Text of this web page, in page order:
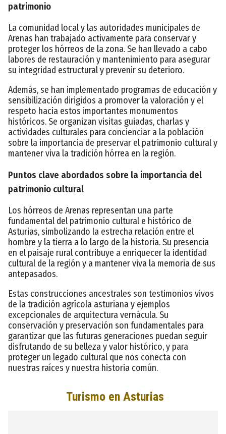
patrimonio
La comunidad local y las autoridades municipales de
Arenas han trabajado activamente para conservar y
proteger los hórreos de la zona. Se han llevado a cabo
labores de restauración y mantenimiento para asegurar
su integridad estructural y prevenir su deterioro.
Además, se han implementado programas de educación y
sensibilización dirigidos a promover la valoración y el
respeto hacia estos importantes monumentos
históricos. Se organizan visitas guiadas, charlas y
actividades culturales para concienciar a la población
sobre la importancia de preservar el patrimonio cultural y
mantener viva la tradición hórrea en la región.
Puntos clave abordados sobre la importancia del
patrimonio cultural
Los hórreos de Arenas representan una parte
fundamental del patrimonio cultural e histórico de
Asturias, simbolizando la estrecha relación entre el
hombre y la tierra a lo largo de la historia. Su presencia
en el paisaje rural contribuye a enriquecer la identidad
cultural de la región y a mantener viva la memoria de sus
antepasados.
Estas construcciones ancestrales son testimonios vivos
de la tradición agrícola asturiana y ejemplos
excepcionales de arquitectura vernácula. Su
conservación y preservación son fundamentales para
garantizar que las futuras generaciones puedan seguir
disfrutando de su belleza y valor histórico, y para
proteger un legado cultural que nos conecta con
nuestras raíces y nuestra historia común.